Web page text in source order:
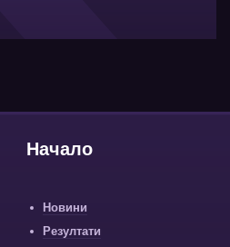
Начало
Новини
Резултати